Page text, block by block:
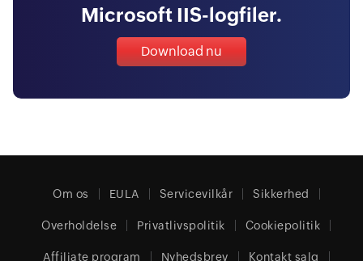
Microsoft IIS-logfiler.
Download nu
Om os EULA Servicevilkår Sikkerhed
Overholdelse Privatlivspolitik Cookiepolitik
Affiliate program Nyhedsbrev Kontakt salg